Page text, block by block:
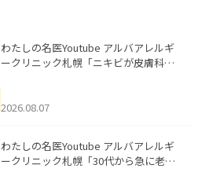
わたしの名医Youtube アルバアレルギ
ークリニック札幌「ニキビが皮膚科で
ました。
2026.08.07
わたしの名医Youtube アルバアレルギ
ークリニック札幌「30代から急に老け